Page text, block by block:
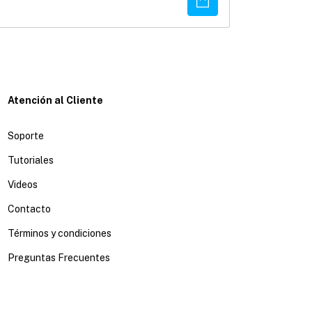
Atención al Cliente
Soporte
Tutoriales
Videos
Contacto
Términos y condiciones
Preguntas Frecuentes